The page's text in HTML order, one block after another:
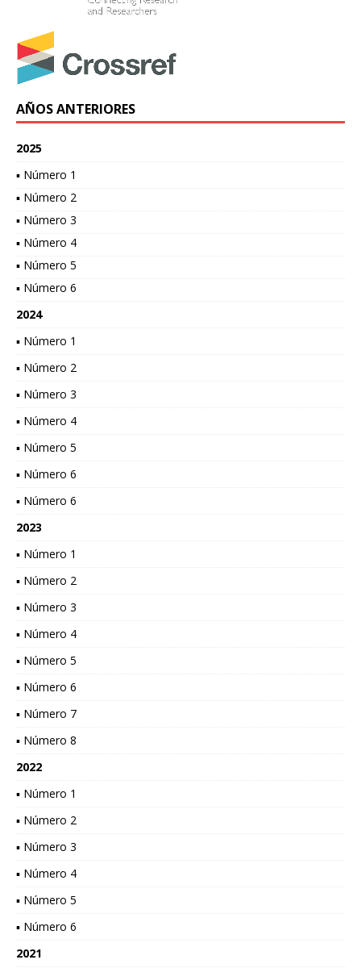
AÑOS ANTERIORES
2025
▪ Número 1
▪ Número 2
▪ Número 3
▪ Número 4
▪ Número 5
▪ Número 6
2024
▪ Número 1
▪ Número 2
▪ Número 3
▪ Número 4
▪ Número 5
▪ Número 6
▪ Número 6
2023
▪ Número 1
▪ Número 2
▪ Número 3
▪ Número 4
▪ Número 5
▪ Número 6
▪ Número 7
▪ Número 8
2022
▪ Número 1
▪ Número 2
▪ Número 3
▪ Número 4
▪ Número 5
▪ Número 6
2021